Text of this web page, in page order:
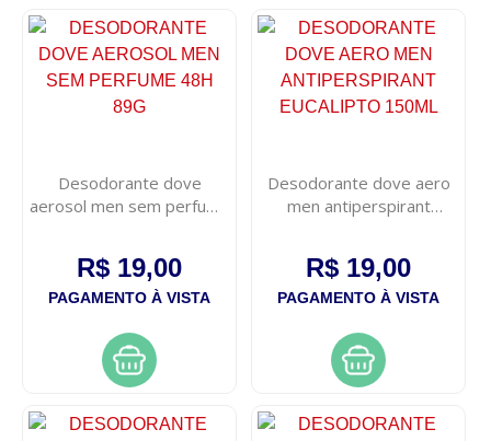
Desodorante dove
aerosol men sem perfume
R$ 19,00
PAGAMENTO À VISTA
Desodorante dove aero
men antiperspirant
R$ 19,00
PAGAMENTO À VISTA